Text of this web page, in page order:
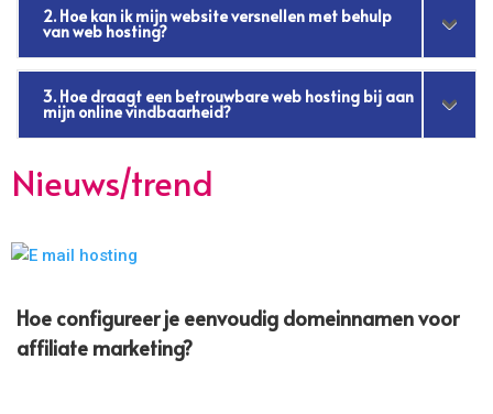
2. Hoe kan ik mijn website versnellen met behulp
van web hosting?
3. Hoe draagt een betrouwbare web hosting bij aan
mijn online vindbaarheid?
Nieuws/trend
Hoe configureer je eenvoudig domeinnamen voor
affiliate marketing?